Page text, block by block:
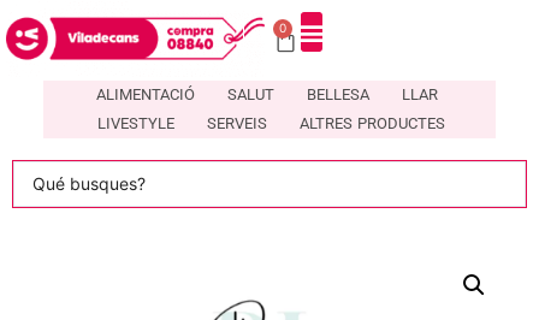
0
ALIMENTACIÓ SALUT BELLESA
LLAR
LIVESTYLE
SERVEIS ALTRES PRODUCTES